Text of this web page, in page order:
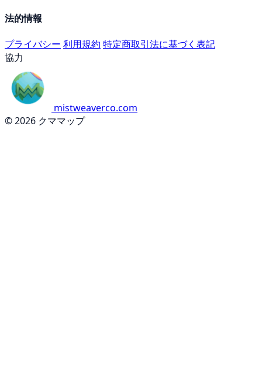
法的情報
プライバシー 利用規約 特定商取引法に基づく表記
協力
mistweaverco.com
© 2026 クママップ